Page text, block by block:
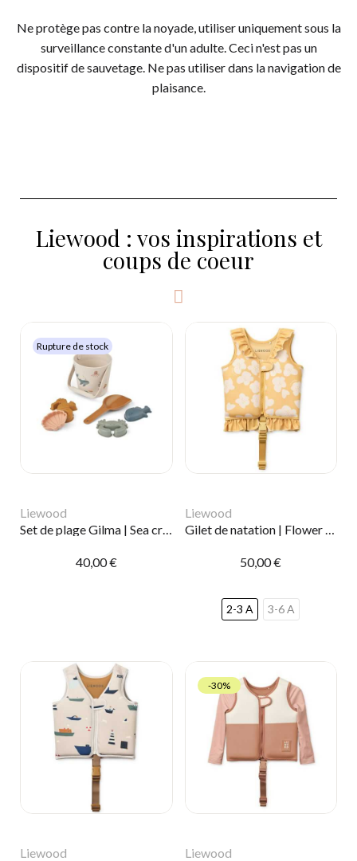
Ne protège pas contre la noyade, utiliser uniquement sous la
surveillance constante d'un adulte. Ceci n'est pas un
dispositif de sauvetage. Ne pas utiliser dans la navigation de
plaisance.
Liewood : vos inspirations et
coups de coeur
Rupture de stock
Liewood
Set de plage Gilma | Sea creature
40,00 €
Liewood
Gilet de natation | Flower lemon
50,00 €
2-3 A 3-6 A
Liewood
-30%
Liewood